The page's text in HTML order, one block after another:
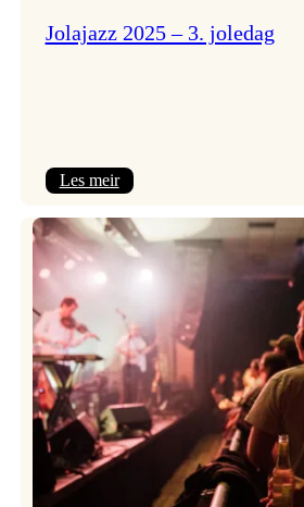
Jolajazz 2025 – 3. joledag
Les meir:
2025
–
joledag